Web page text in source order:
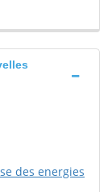
des energies